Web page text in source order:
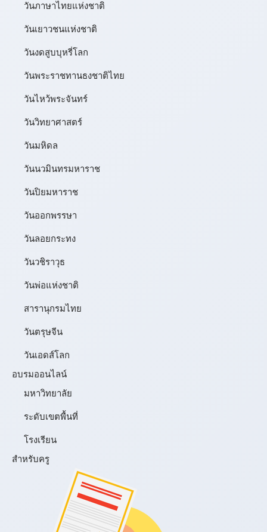
วันภาษาไทยแห่งชาติ
วันเยาวชนแห่งชาติ
วันงดสูบบุหรี่โลก
วันพระราชทานธงชาติไทย
วันไหว้พระจันทร์​
วันวิทยาศาสตร์
วันมหิดล
วันนวมินทรมหาราช
วันปิยมหาราช
วันออกพรรษา
วันลอยกระทง
วันวชิราวุธ
วันพ่อแห่งชาติ
สารานุกรมไทย
วันตรุษจีน
วันเอดส์โลก
อบรมออนไลน์
มหาวิทยาลัย
ระดับเขตพื้นที่
โรงเรียน
สำหรับครู